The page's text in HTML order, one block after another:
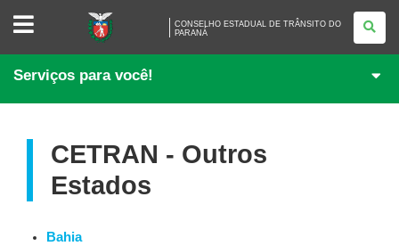
CONSELHO
ESTADUAL
TRÂNSITO
DO
PARANÁ
CONSELHO ESTADUAL DE TRÂNSITO DO
PARANÁ
Serviços para você!
CETRAN - Outros
Estados
Bahia